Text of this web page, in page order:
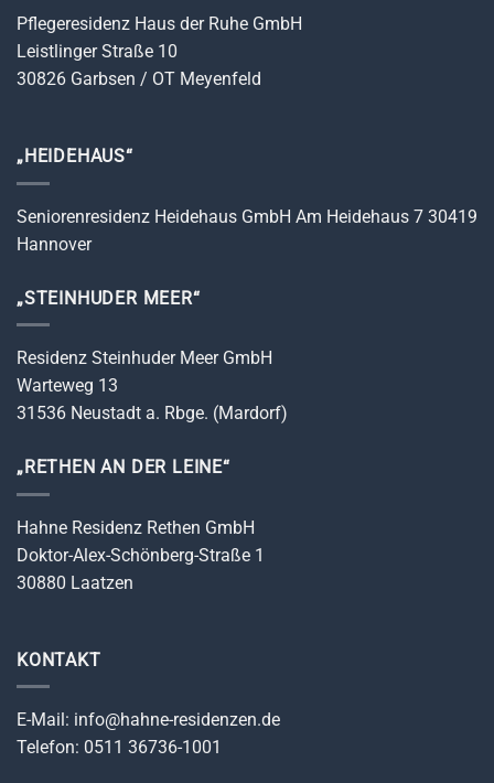
Pflegeresidenz Haus der Ruhe GmbH
Leistlinger Straße 10
30826 Garbsen / OT Meyenfeld
„HEIDEHAUS“
Seniorenresidenz Heidehaus GmbH Am Heidehaus 7 30419
Hannover
„STEINHUDER MEER“
Residenz Steinhuder Meer GmbH
Warteweg 13
31536 Neustadt a. Rbge. (Mardorf)
„RETHEN AN DER LEINE“
Hahne Residenz Rethen GmbH
Doktor-Alex-Schönberg-Straße 1
30880 Laatzen
KONTAKT
E-Mail: info@hahne-residenzen.de
Telefon: 0511 36736-1001